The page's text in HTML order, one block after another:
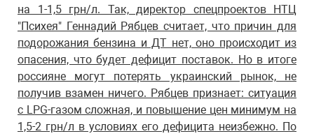
на 1-1,5 грн/л. Так, директор спецпроектов НТЦ
"Психея" Геннадий Рябцев считает, что причин для
подорожания бензина и ДТ нет, оно происходит из
опасения, что будет дефицит поставок. Но в итоге
россияне могут потерять украинский рынок, не
получив взамен ничего. Рябцев признает: ситуация
с LPG-газом сложная, и повышение цен минимум на
1,5-2 грн/л в условиях его дефицита неизбежно. По